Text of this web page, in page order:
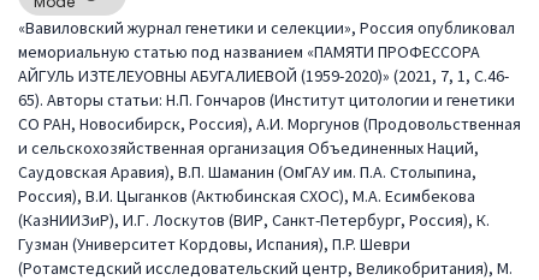
«Вавиловский журнал генетики и селекции», Россия опубликовал
мемориальную статью под названием «ПАМЯТИ ПРОФЕССОРА
АЙГУЛЬ ИЗТЕЛЕУОВНЫ АБУГАЛИЕВОЙ (1959-2020)» (2021, 7, 1, С.46-
65). Авторы статьи: Н.П. Гончаров (Институт цитологии и генетики
СО РАН, Новосибирск, Россия), А.И. Моргунов (Продовольственная
и сельскохозяйственная организация Объединенных Наций,
Саудовская Аравия), В.П. Шаманин (ОмГАУ им. П.А. Столыпина,
Россия), В.И. Цыганков (Актюбинская СХОС), М.А. Есимбекова
(КазНИИЗиР), И.Г. Лоскутов (ВИР, Санкт-Петербург, Россия), К.
Гузман (Университет Кордовы, Испания), П.P. Шеври
(Ротамстедский исследовательский центр, Великобритания), М.